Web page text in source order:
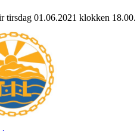
tirsdag 01.06.2021 klokken 18.00.